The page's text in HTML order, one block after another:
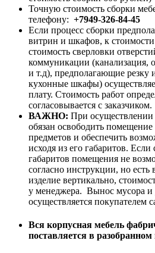
Точную стоимость сборки
телефону: +7949-326-84-45
Если процесс сборки
витрин и шкафов, к стоимости
стоимость сверловки
коммуникации (канализация,
и т.д), предполагающие резку
кухонные шкафы)
плату. Стоимость работ
согласовывается с заказчиком.
ВАЖНО: При осуществлении
обязан освободить
предметов и обеспечить
исходя из его габаритов. Если
габаритов помещения не
согласно инструкции, но есть
изделие вертикально,
у менеджера. Вынос мусора и
осуществляется покупателем
Вся корпусная мебель
поставляется в